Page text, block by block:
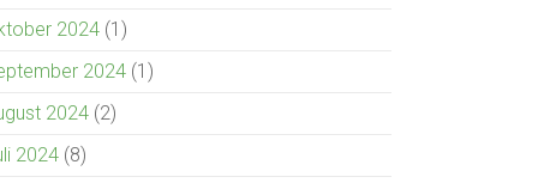
2024 (1)
2024 (1)
2024 (2)
2024 (8)